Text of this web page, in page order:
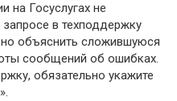
на Госуслугах не
в техподдержку
объяснить сложившуюся
сообщений об ошибках.
обязательно укажите